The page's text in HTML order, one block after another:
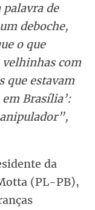
palavra de
deboche,
o que
velhinhas com
que estavam
Brasília’:
da
(PL-PB),